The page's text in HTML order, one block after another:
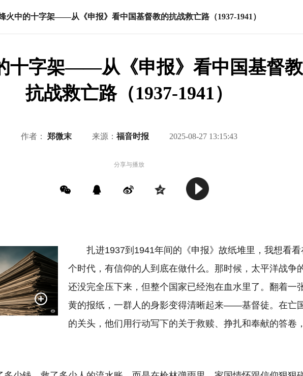
火中的十字架——从《申报》看中国基督教的抗战救亡路（1937-1941）
十字架——从《申报》看中国基督
抗战救亡路（1937-1941）
作者： 郑微末 来源： 福音时报 2025-08-27 13:15:43
分享与播放
扎进1937到1941年间的《申报》故纸堆里，我想看看
个时代，有信仰的人到底在做什么。那时候，太平洋战争
还没完全压下来，但整个国家已经泡在血水里了。翻着一
黄的报纸，一群人的身影变得清晰起来——基督徒。在亡
的关头，他们用行动写下的关于救赎、挣扎和奉献的答卷